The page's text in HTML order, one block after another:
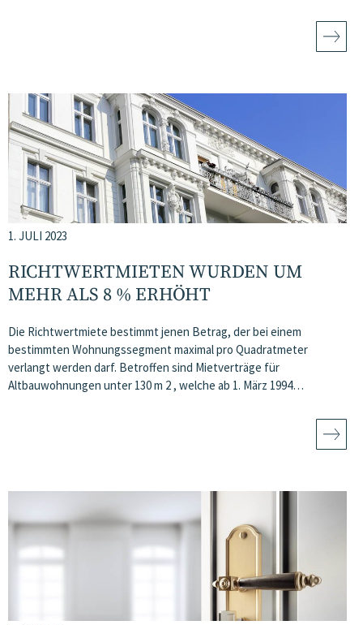
1. JULI 2023
RICHTWERTMIETEN WURDEN UM
MEHR ALS 8 % ERHÖHT
Die Richtwertmiete bestimmt jenen Betrag, der bei einem
bestimmten Wohnungssegment maximal pro Quadratmeter
verlangt werden darf. Betroffen sind Mietverträge für
Altbauwohnungen unter 130 m 2 , welche ab 1. März 1994…